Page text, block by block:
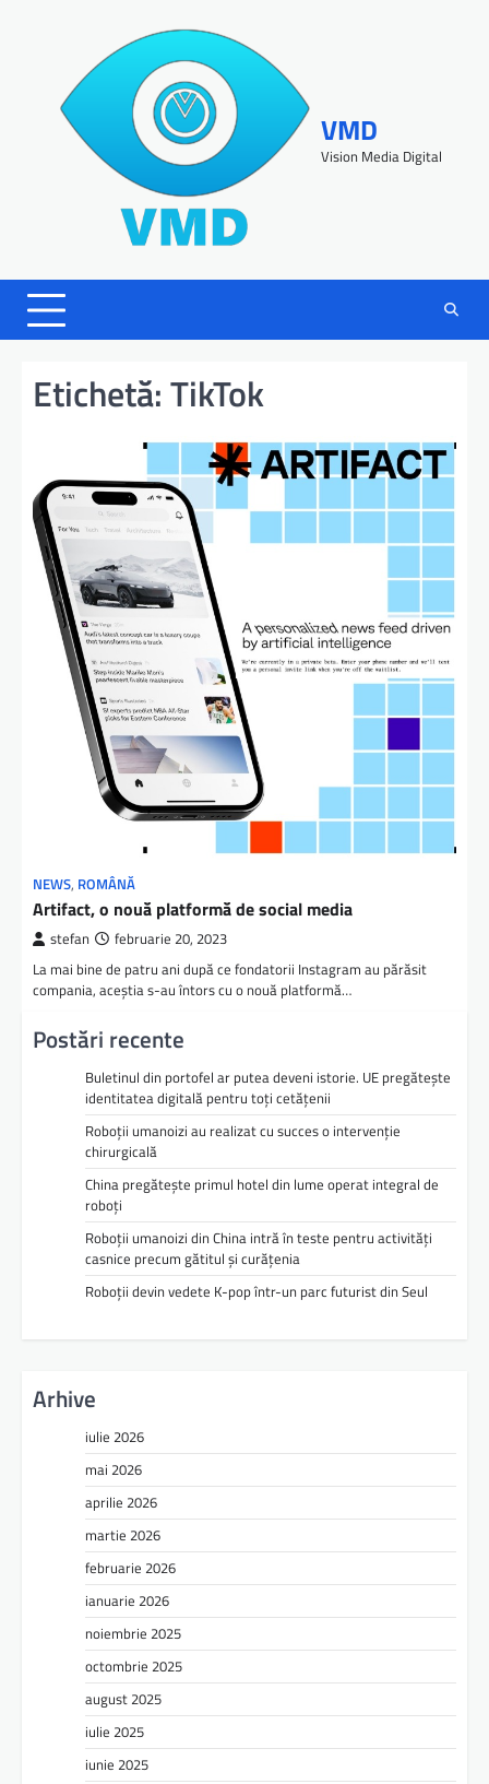
VMD
Vision Media Digital
Etichetă:TikTok
NEWS, ROMÂNĂ
Artifact, o nouă platformă de social media
stefan februarie 20, 2023
La mai bine de patru ani după ce fondatorii Instagram au părăsit
compania, aceştia s-au întors cu o nouă platformă…
Postări recente
Buletinul din portofel ar putea deveni istorie. UE pregătește
identitatea digitală pentru toți cetățenii
Roboții umanoizi au realizat cu succes o intervenție
chirurgicală
China pregătește primul hotel din lume operat integral de
roboți
Roboții umanoizi din China intră în teste pentru activități
casnice precum gătitul și curățenia
Roboții devin vedete K-pop într-un parc futurist din Seul
Arhive
iulie 2026
mai 2026
aprilie 2026
martie 2026
februarie 2026
ianuarie 2026
noiembrie 2025
octombrie 2025
august 2025
iulie 2025
iunie 2025